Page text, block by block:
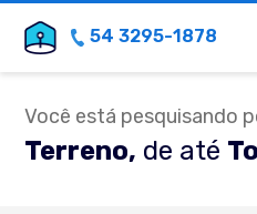
54 3295-1878
Você está pesquisando
Terreno, de até